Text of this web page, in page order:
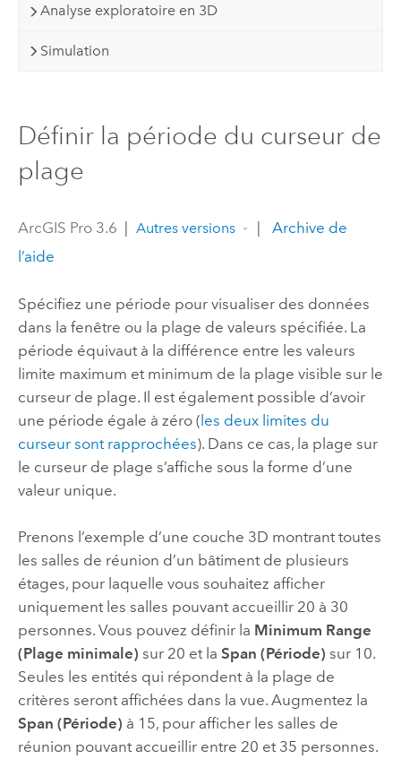
Analyse exploratoire en 3D
Simulation
Définir la période du curseur de
plage
ArcGIS Pro 3.6 | Autres versions |
Archive de
l’aide
Spécifiez une période pour visualiser des données
dans la fenêtre ou la plage de valeurs spécifiée. La
période équivaut à la différence entre les valeurs
limite maximum et minimum de la plage visible sur le
curseur de plage. Il est également possible d’avoir
une période égale à zéro (les deux limites du
curseur sont rapprochées). Dans ce cas, la plage sur
le curseur de plage s’affiche sous la forme d’une
valeur unique.
Prenons l’exemple d’une couche 3D montrant toutes
les salles de réunion d’un bâtiment de plusieurs
étages, pour laquelle vous souhaitez afficher
uniquement les salles pouvant accueillir 20 à 30
personnes. Vous pouvez définir la Minimum Range
(Plage minimale) sur 20 et la Span (Période) sur 10.
Seules les entités qui répondent à la plage de
critères seront affichées dans la vue. Augmentez la
Span (Période) à 15, pour afficher les salles de
réunion pouvant accueillir entre 20 et 35 personnes.